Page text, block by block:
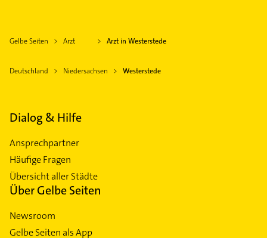
Gelbe Seiten Arzt Arzt in Westerstede
Deutschland Niedersachsen Westerstede
Dialog & Hilfe
Ansprechpartner
Häufige Fragen
Übersicht aller Städte
Über Gelbe Seiten
Newsroom
Gelbe Seiten als App